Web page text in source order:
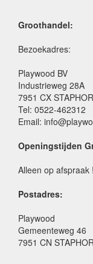
Groothandel:
Bezoekadres:
Playwood BV
Industrieweg 28A
7951 CX
Tel: 0522-462312
Email:
Openingstijden
Alleen op afspraak
Postadres:
Playwood
Gemeenteweg 46
7951 CN